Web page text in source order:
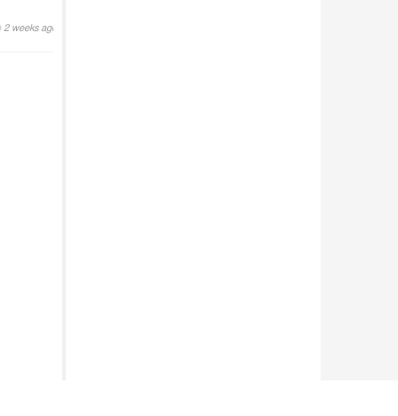
2 weeks ago